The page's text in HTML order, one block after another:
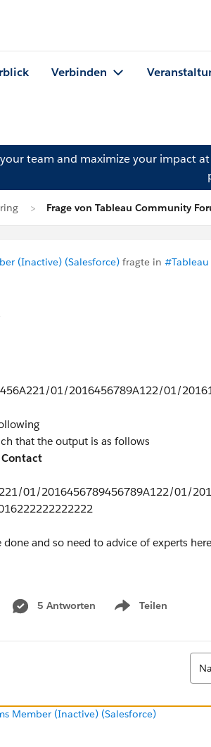
Verbinden
team and maximize your impact
Frage von Tableau Community
(Inactive) (Salesforce) fragte in #Tableau
01/2016456789A122/01/
that the output is as follows
01/2016456789456789A122/01/
and so need to advice of experts here
5 Antworten Teilen
Show menu
Member (Inactive) (Salesforce)